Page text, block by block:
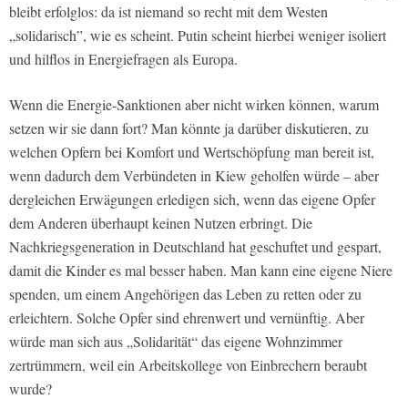
bleibt erfolglos: da ist niemand so recht mit dem Westen
„solidarisch”, wie es scheint. Putin scheint hierbei weniger isoliert
und hilflos in Energiefragen als Europa.
Wenn die Energie-Sanktionen aber nicht wirken können, warum
setzen wir sie dann fort? Man könnte ja darüber diskutieren, zu
welchen Opfern bei Komfort und Wertschöpfung man bereit ist,
wenn dadurch dem Verbündeten in Kiew geholfen würde – aber
dergleichen Erwägungen erledigen sich, wenn das eigene Opfer
dem Anderen überhaupt keinen Nutzen erbringt. Die
Nachkriegsgeneration in Deutschland hat geschuftet und gespart,
damit die Kinder es mal besser haben. Man kann eine eigene Niere
spenden, um einem Angehörigen das Leben zu retten oder zu
erleichtern. Solche Opfer sind ehrenwert und vernünftig. Aber
würde man sich aus „Solidarität“ das eigene Wohnzimmer
zertrümmern, weil ein Arbeitskollege von Einbrechern beraubt
wurde?